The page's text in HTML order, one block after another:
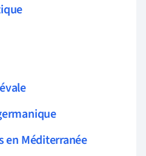
en Méditerranée